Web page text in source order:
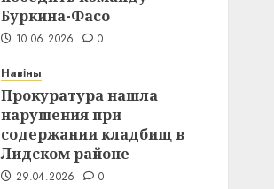
Буркина-Фасо
10.06.2026 0
Навіны
Прокуратура нашла
нарушения при
содержании кладбищ в
Лидском районе
29.04.2026 0